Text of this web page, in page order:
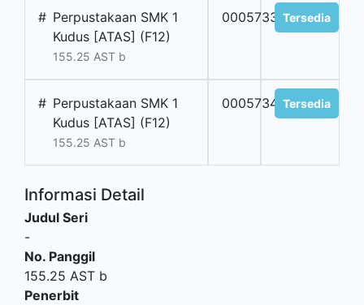
# Perpustakaan SMK 1
Kudus [ATAS] (F12)
155.25 AST b
0005733 Tersedia
# Perpustakaan SMK 1
Kudus [ATAS] (F12)
155.25 AST b
0005734 Tersedia
Informasi Detail
Judul Seri
-
No. Panggil
155.25 AST b
Penerbit